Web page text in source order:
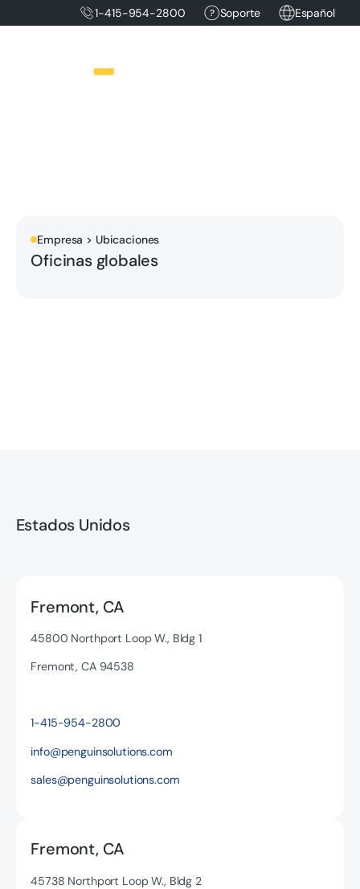
1-415-954-2800 Soporte Español
Empresa > Ubicaciones
Oficinas globales
Estados Unidos
Fremont, CA
45800 Northport Loop W., Bldg 1
Fremont, CA 94538
1-415-954-2800
info@penguinsolutions.com
sales@penguinsolutions.com
Texto del botón
Fremont, CA
45738 Northport Loop W., Bldg 2